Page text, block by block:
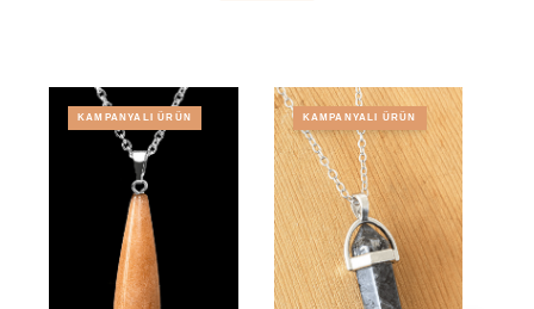
KAMPANYALI ÜRÜN KAMPANYALI ÜRÜN